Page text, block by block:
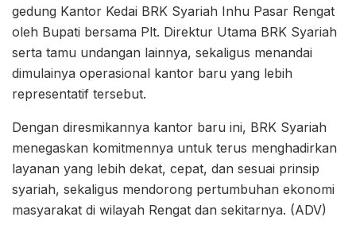
gedung Kantor Kedai BRK Syariah Inhu Pasar Rengat
oleh Bupati bersama Plt. Direktur Utama BRK Syariah
serta tamu undangan lainnya, sekaligus menandai
dimulainya operasional kantor baru yang lebih
representatif tersebut.
Dengan diresmikannya kantor baru ini, BRK Syariah
menegaskan komitmennya untuk terus menghadirkan
layanan yang lebih dekat, cepat, dan sesuai prinsip
syariah, sekaligus mendorong pertumbuhan ekonomi
masyarakat di wilayah Rengat dan sekitarnya. (ADV)